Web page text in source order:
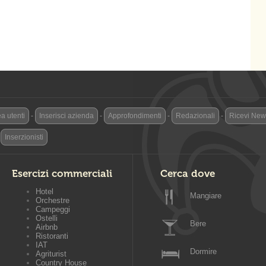
utenti - Inserisci azienda - Approfondimenti - Redazionali - Ricevi
Inserzionisti
Esercizi commerciali
Hotel
Orchestre
Campeggi
Ostelli
Airbnb
Ristoranti
IAT
Agriturist
Country House
Cerca dove
Mangiare
Bere
Dormire